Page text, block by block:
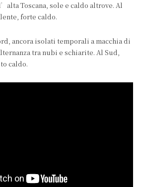
Toscana, sole e caldo altrove. Al
forte caldo.
ancora isolati temporali a macchia di
tra nubi e schiarite. Al Sud,
caldo.